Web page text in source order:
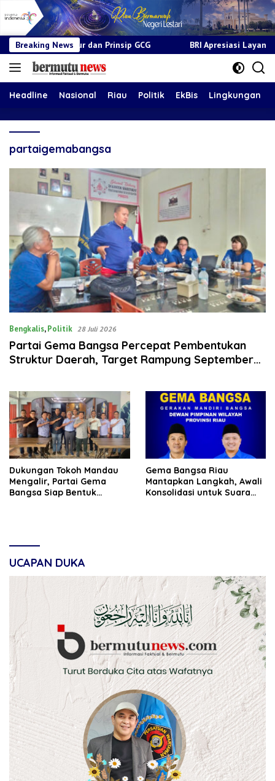
Breaking News
dan Prinsip GCG BRI Apresiasi Layanan Kepada
Headline Nasional Riau Politik EkBis Lingkungan
partaigemabangsa
Bengkalis,Politik 28 Juli 2026
Partai Gema Bangsa Percepat Pembentukan
Struktur Daerah, Target Rampung September
Dukungan Tokoh Mandau
Mengalir, Partai Gema
Bangsa Siap Bentuk
Gema Bangsa Riau
Mantapkan Langkah, Awali
Konsolidasi untuk Suara
UCAPAN DUKA